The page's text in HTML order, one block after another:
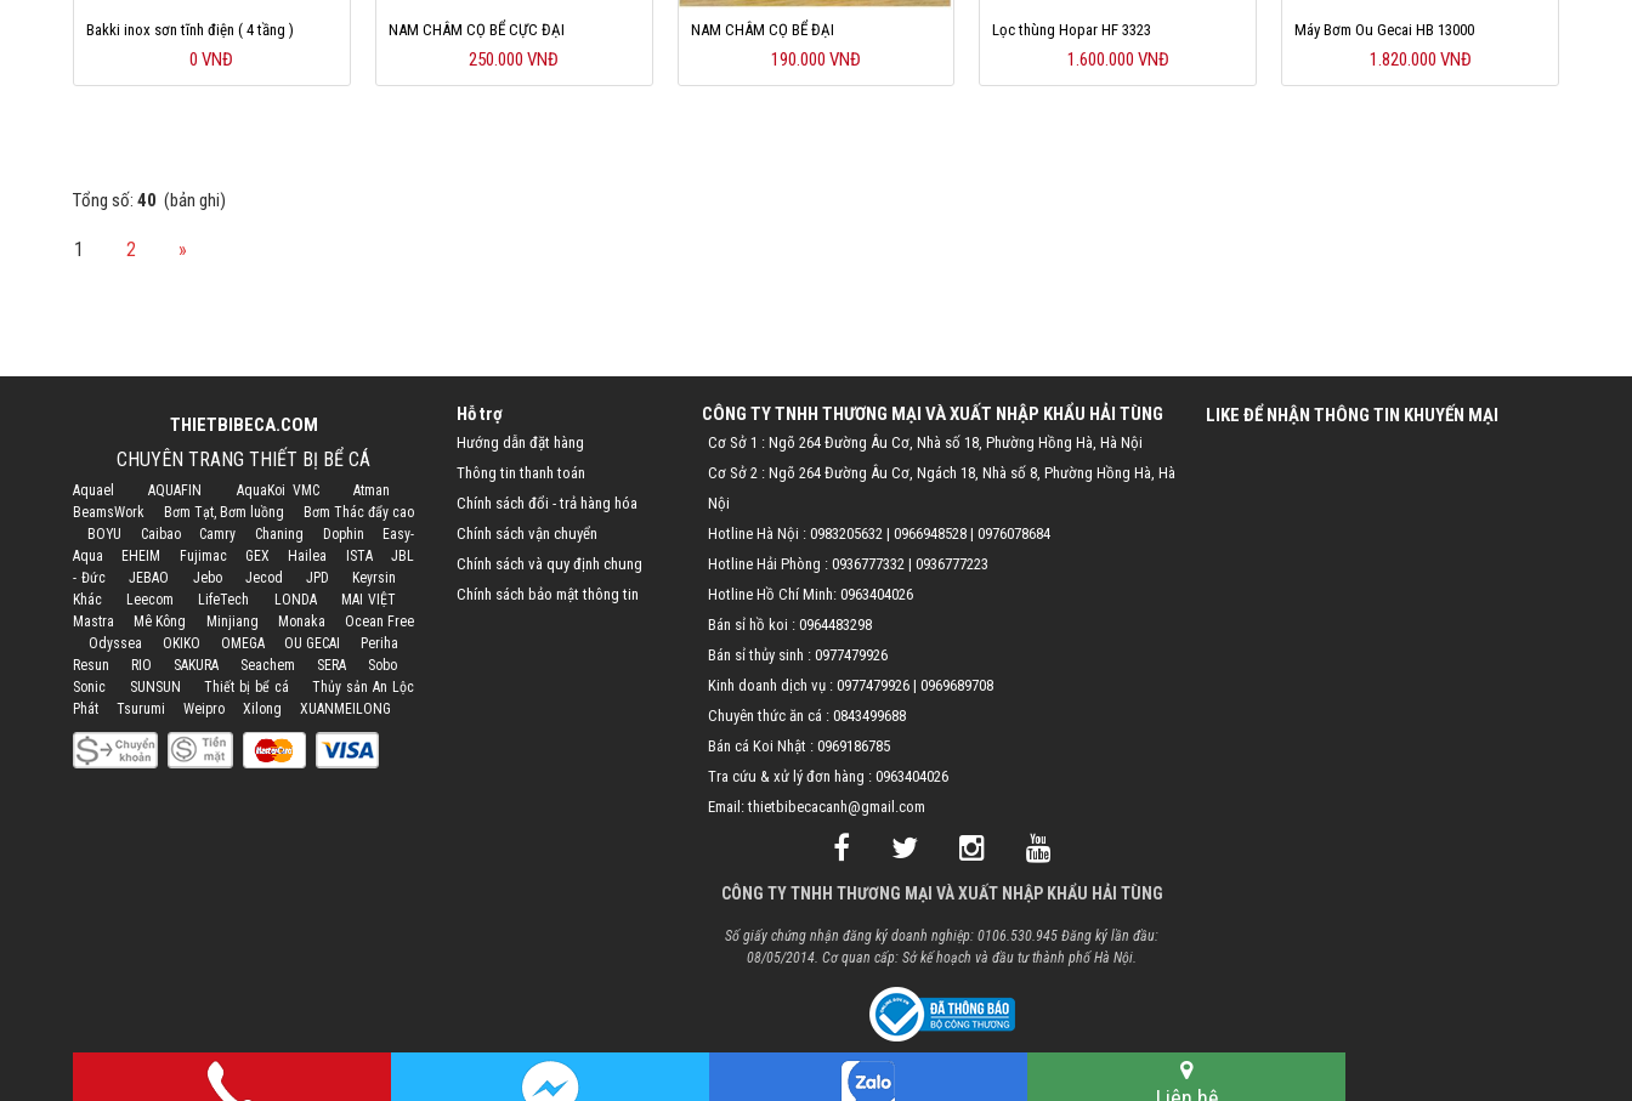
Bakki inox sơn tĩnh điện ( 4 tầng )
0 VNĐ
NAM CHÂM CỌ BỂ CỰC ĐẠI
250.000 VNĐ
NAM CHÂM CỌ BỂ ĐẠI
190.000 VNĐ
Lọc thùng Hopar HF 3323
1.600.000 VNĐ
Máy Bơm Ou Gecai HB 13000
1.820.000 VNĐ
Tổng số: 40 (bản ghi)
1 2 »
THIETBIBECA.COM
CHUYÊN TRANG THIẾT BỊ BỂ CÁ
Aquael AQUAFIN AquaKoi VMC
Atman
BeamsWork
Bơm Tạt, Bơm luồng
Bơm Thác đẩy cao
BOYU
Caibao Camry Chaning Dophin
Easy-
Aqua
EHEIM Fujimac GEX Hailea ISTA
JBL
- Đức
JEBAO Jebo Jecod JPD
Keyrsin
Khác
Leecom LifeTech LONDA
MAI VIỆT
Mastra
Mê Kông Minjiang Monaka
Ocean Free
Odyssea
OKIKO OMEGA OU GECAI
Periha
Resun
RIO SAKURA Seachem SERA
Sobo
Sonic
SUNSUN Thiết bị bể cá
Thủy sản An Lộc
Phát
Tsurumi Weipro Xilong XUANMEILONG
Hỗ trợ
Hướng dẫn đặt hàng
Thông tin thanh toán
Chính sách đổi - trả hàng hóa
Chính sách vận chuyển
Chính sách và quy định chung
Chính sách bảo mật thông tin
CÔNG TY TNHH THƯƠNG MẠI VÀ XUẤT NHẬP KHẨU HẢI TÙNG
Cơ Sở 1 : Ngõ 264 Đường Âu Cơ, Nhà số 18, Phường Hồng Hà, Hà Nội
Cơ Sở 2 : Ngõ 264 Đường Âu Cơ, Ngách 18, Nhà số 8, Phường Hồng Hà, Hà
Nội
Hotline Hà Nội :0983205632 |0966948528 |0976078684
Hotline Hải Phòng :0936777332 |0936777223
Hotline Hồ Chí Minh:0963404026
Bán sỉ hồ koi :0964483298
Bán sỉ thủy sinh :0977479926
Kinh doanh dịch vụ :0977479926 |0969689708
Chuyên thức ăn cá :0843499688
Bán cá Koi Nhật :0969186785
Tra cứu & xử lý đơn hàng :0963404026
Email: thietbibecacanh@gmail.com
CÔNG TY TNHH THƯƠNG MẠI VÀ XUẤT NHẬP KHẨU HẢI TÙNG
Số giấy chứng nhận đăng ký doanh nghiệp: 0106.530.945 Đăng ký lần đầu:
08/05/2014. Cơ quan cấp: Sở kế hoạch và đầu tư thành phố Hà Nội.
LIKE ĐỂ NHẬN THÔNG TIN KHUYẾN MẠI